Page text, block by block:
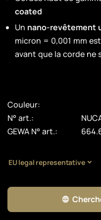
coated
Un nano-revêtement
micron = 0,001 mm
avant que la corde ne
Couleur:
N° art.:
GEWA N° art.:
EU legal representative